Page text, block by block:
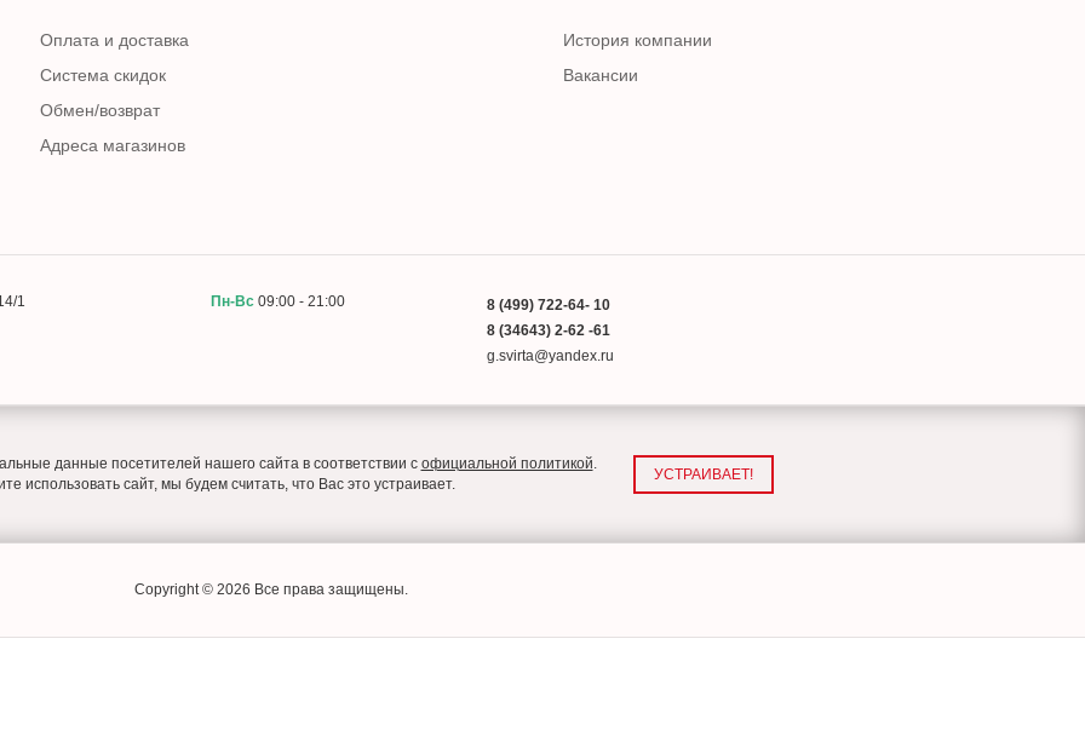
Оплата и доставка
Система скидок
Обмен/возврат
Адреса магазинов
История компании
Вакансии
1 Пн-Вс 09:00 - 21:00
8 (499) 722-64- 10
8 (34643) 2-62 -61
g.svirta@yandex.ru
данные посетителей нашего сайта в соответствии с официальной политикой.
использовать сайт, мы будем считать, что Вас это устраивает.
УСТРАИВАЕТ!
Copyright © 2026 Все права защищены.